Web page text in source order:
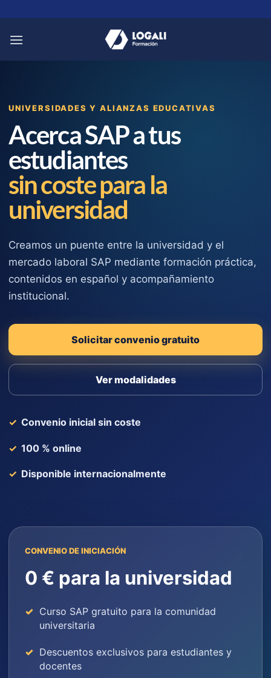
al
contenido
UNIVERSIDADES Y ALIANZAS EDUCATIVAS
Acerca SAP a tus
estudiantes
sin coste para la
universidad
Creamos un puente entre la universidad y el
mercado laboral SAP mediante formación práctica,
contenidos en español y acompañamiento
institucional.
Solicitar convenio gratuito
Ver modalidades
Convenio inicial sin coste
100 % online
Disponible internacionalmente
CONVENIO DE INICIACIÓN
0 € para la universidad
Curso SAP gratuito para la comunidad
universitaria
Descuentos exclusivos para estudiantes y
docentes